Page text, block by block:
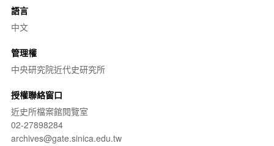
語言
中文
管理權
中央研究院近代史研究所
授權聯絡窗口
近史所檔案館閱覽室
02-27898284
archives@gate.sinica.edu.tw